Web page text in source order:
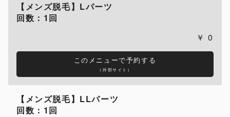
【メンズ脱毛】Lパーツ
回数：1回
0
このメニューで予約する
（外部サイト）
【メンズ脱毛】LLパーツ
回数：1回